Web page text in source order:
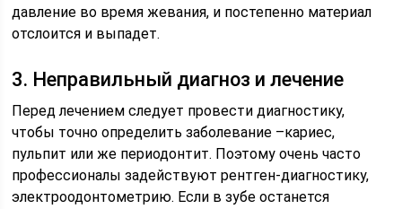
давление во время жевания, и постепенно материал
отслоится и выпадет.
3. Неправильный диагноз и лечение
Перед лечением следует провести диагностику,
чтобы точно определить заболевание –кариес,
пульпит или же периодонтит. Поэтому очень часто
профессионалы задействуют рентген-диагностику,
электроодонтометрию. Если в зубе останется